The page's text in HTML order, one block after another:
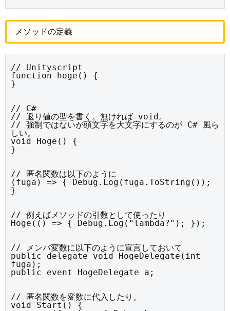
メソッドの定義
// Unityscript
function hoge() {
}
// C#
// 返り値の型を書く。無ければ void。
// 強制ではないが頭文字を大文字にするのが C# 風ら
しい。
void Hoge() {
}
// 匿名関数は以下のように
(fuga) => { Debug.Log(fuga.ToString());
}
// 例えばメソッドの引数として使ったり
Hoge(() => { Debug.Log("lambda?"); });
// メンバ変数に以下のように宣言しておいて
public delegate void HogeDelegate(int
fuga);
public event HogeDelegate a;
// 匿名関数を変数に代入したり。
void Start() {